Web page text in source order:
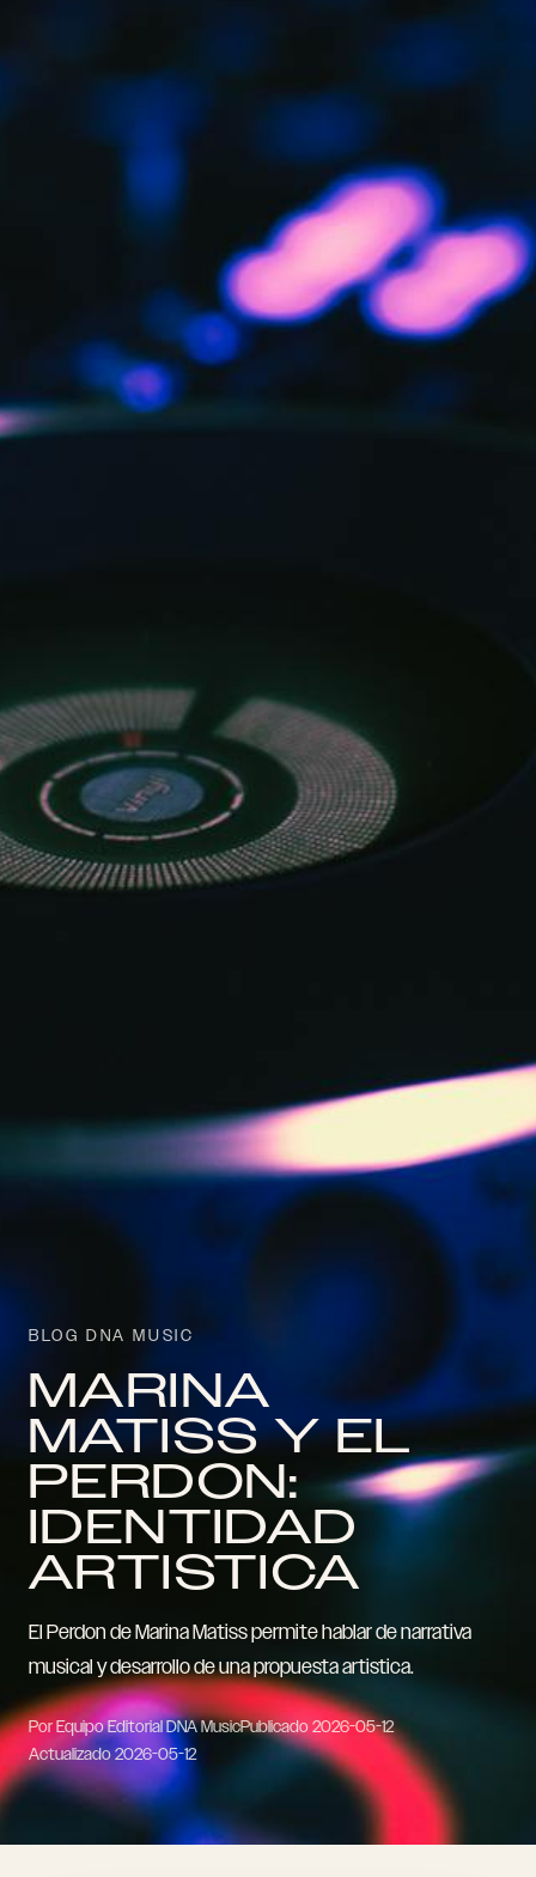
BLOG DNA MUSIC
MARINA
MATISS Y EL
PERDON:
IDENTIDAD
ARTISTICA
El Perdon de Marina Matiss permite hablar de narrativa
musical y desarrollo de una propuesta artistica.
Por Equipo Editorial DNA MusicPublicado2026-05-12
Actualizado2026-05-12